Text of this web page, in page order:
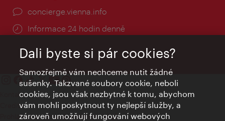
concierge.vienna.info
Informace 24 hodin denně
Kontakty
Credits
Prohlášení o ochraně osobních údajů
Dali byste si pár cookies?
Samozřejmě vám nechceme nutit žádné
sušenky. Takzvané soubory cookie, neboli
cookies, jsou však nezbytné k tomu, abychom
vám mohli poskytnout ty nejlepší služby, a
zároveň umožňují fungování webových